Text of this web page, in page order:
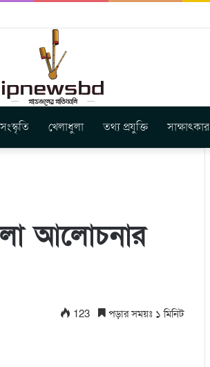
মংক্য শোয়ে নু নেভী এবং মুকুল কান্তি ত্রিপুরা
খেলাধুলা তথ্য প্রযুক্তি সাক্ষাৎকার
আলোচনার
123 পড়ার সময়ঃ ১ মিনিট